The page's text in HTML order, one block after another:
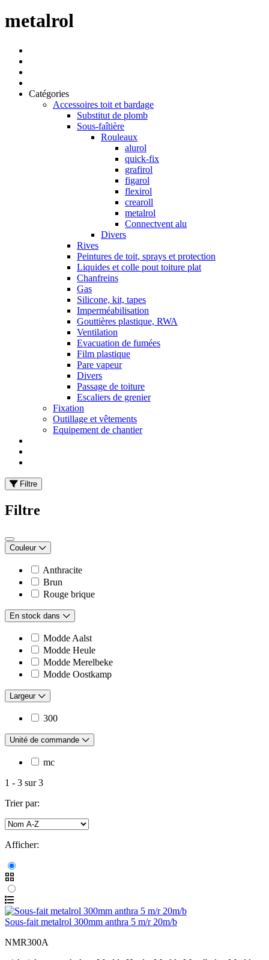
metalrol
Catégories
Accessoires toit et bardage
Substitut de plomb
Sous-faîtière
Rouleaux
alurol
quick-fix
grafirol
figarol
flexirol
crearoll
metalrol
Connectvent alu
Divers
Rives
Peintures de toit, sprays et protection
Liquides et colle pout toiture plat
Chanfreins
Gas
Silicone, kit, tapes
Imperméabilisation
Gouttières plastique, RWA
Ventilation
Evacuation de fumées
Film plastique
Pare vapeur
Divers
Passage de toiture
Escaliers de grenier
Fixation
Outillage et vêtements
Equipement de chantier
Filtre
Filtre
Couleur
Anthracite
Brun
Rouge brique
En stock dans
Modde Aalst
Modde Heule
Modde Merelbeke
Modde Oostkamp
Largeur
300
Unité de commande
mc
1 - 3 sur3
Trier par:
Afficher:
Sous-fait metalrol 300mm anthra 5 m/r 20m/b
NMR300A